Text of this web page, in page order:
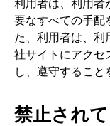
要なすべての手配
た、利用者は、利
社サイトにアクセ
し、遵守すること
禁止され